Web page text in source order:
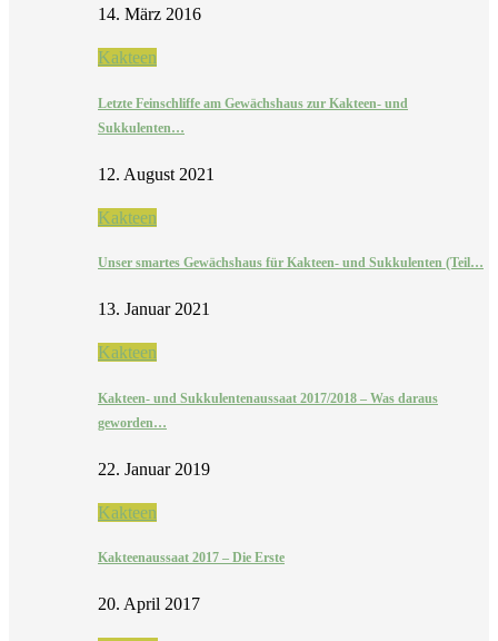
14. März 2016
Kakteen
Letzte Feinschliffe am Gewächshaus zur Kakteen- und
Sukkulenten…
12. August 2021
Kakteen
Unser smartes Gewächshaus für Kakteen- und Sukkulenten (Teil…
13. Januar 2021
Kakteen
Kakteen- und Sukkulentenaussaat 2017/2018 – Was daraus
geworden…
22. Januar 2019
Kakteen
Kakteenaussaat 2017 – Die Erste
20. April 2017